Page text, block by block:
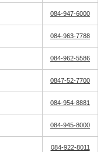
084-947-6000
084-963-7788
084-962-5586
0847-52-7700
084-954-8881
084-945-8000
084-922-8011